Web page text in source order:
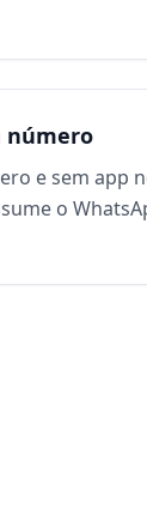
número
e sem app
o